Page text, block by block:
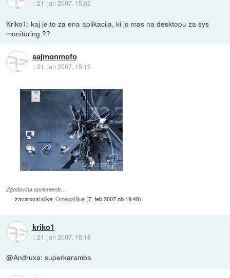
::21. jan 2007, 15:02
Kriko1: kaj je to za ena aplikacija, ki jo mas na desktopu za sys
monitoring ??
sajmonmofo
::21. jan 2007, 15:15
Zgodovina sprememb…
zavaroval slike:OmegaBlue(7. feb 2007 ob 19:48)
kriko1
::21. jan 2007, 15:18
@Andruxa: superkaramba